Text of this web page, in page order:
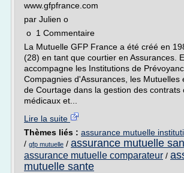
www.gfpfrance.com
par Julien o
o 1 Commentaire
La Mutuelle GFP France a été créé en
(28) en tant que courtier en Assurances.
accompagne les Institutions de
Compagnies d'Assurances, les Mutuelles
de Courtage dans la gestion des contrats
médicaux et...
Lire la suite
Thèmes liés : assurance mutuelle
/ gfp mutuelle / assurance mutuelle
assurance mutuelle comparateur /
mutuelle sante